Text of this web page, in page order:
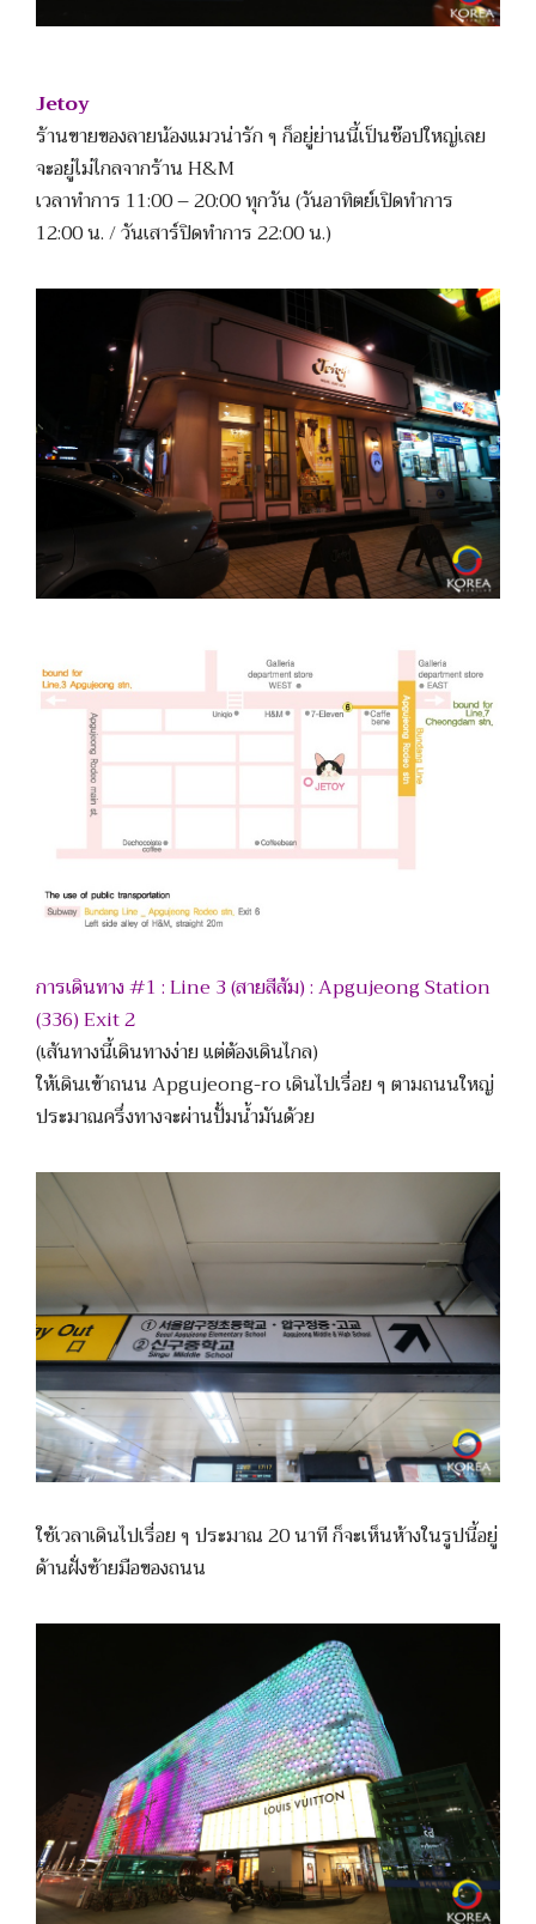
Jetoy
ร้านขายของลายน้องแมวน่ารัก ๆ ก็อยู่ย่านนี้เป็นช๊อปใหญ่เลย
จะอยู่ไม่ไกลจากร้าน H&M
เวลาทำการ 11:00 – 20:00 ทุกวัน (วันอาทิตย์เปิดทำการ
12:00 น. / วันเสาร์ปิดทำการ 22:00 น.)
การเดินทาง #1 : Line 3 (สายสีส้ม) : Apgujeong Station
(336) Exit 2
(เส้นทางนี้เดินทางง่าย แต่ต้องเดินไกล)
ให้เดินเข้าถนน Apgujeong-ro เดินไปเรื่อย ๆ ตามถนนใหญ่
ประมาณครึ่งทางจะผ่านปั้มน้ำมันด้วย
ใช้เวลาเดินไปเรื่อย ๆ ประมาณ 20 นาที ก็จะเห็นห้างในรูปนี้อยู่
ด้านฝั่งซ้ายมือของถนน